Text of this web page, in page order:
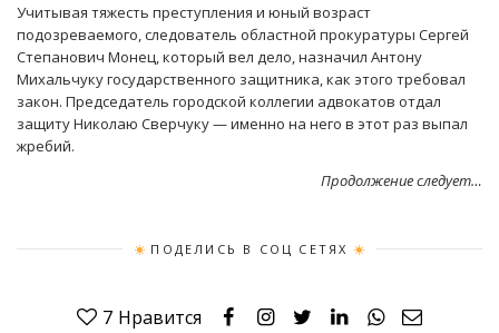
Учитывая тяжесть преступления и юный возраст
подозреваемого, следователь областной прокуратуры Сергей
Степанович Монец, который вел дело, назначил Антону
Михальчуку государственного защитника, как этого требовал
закон. Председатель городской коллегии адвокатов отдал
защиту Николаю Сверчуку — именно на него в этот раз выпал
жребий.
Продолжение следует…
ПОДЕЛИСЬ В СОЦ СЕТЯХ
7 Нравится